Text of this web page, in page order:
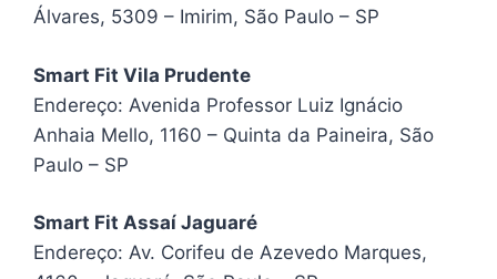
Álvares, 5309 – Imirim, São Paulo – SP
Smart Fit Vila Prudente
Endereço: Avenida Professor Luiz Ignácio
Anhaia Mello, 1160 – Quinta da Paineira, São
Paulo – SP
Smart Fit Assaí Jaguaré
Endereço: Av. Corifeu de Azevedo Marques,